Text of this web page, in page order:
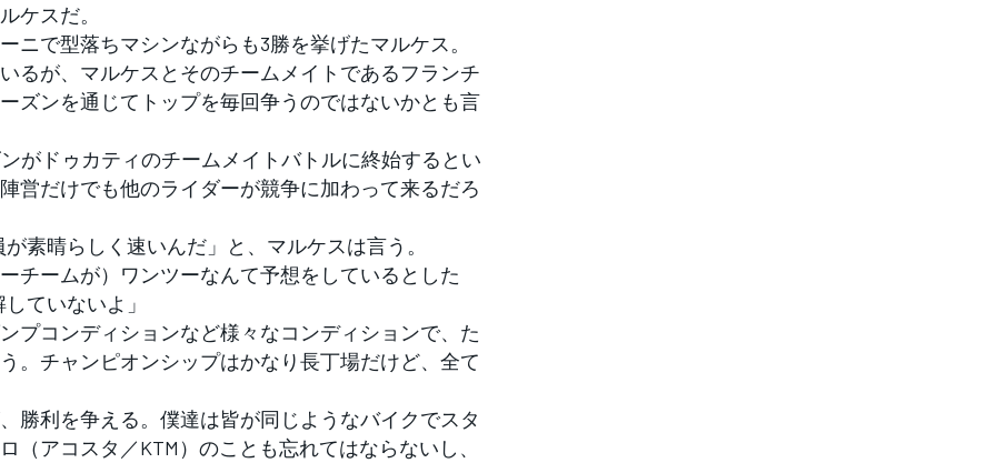
ケスだ。
で型落ちマシンながらも3勝を挙げたマルケス。
るが、マルケスとそのチームメイトであるフランチ
ズンを通じてトップを毎回争うのではないかとも言
ドゥカティのチームメイトバトルに終始するとい
営だけでも他のライダーが競争に加わって来るだろ
素晴らしく速いんだ」と、マルケスは言う。
チームが）ワンツーなんて予想をしているとした
ていないよ」
プコンディションなど様々なコンディションで、た
。チャンピオンシップはかなり長丁場だけど、全て
勝利を争える。僕達は皆が同じようなバイクでスタ
（アコスタ／KTM）のことも忘れてはならないし、